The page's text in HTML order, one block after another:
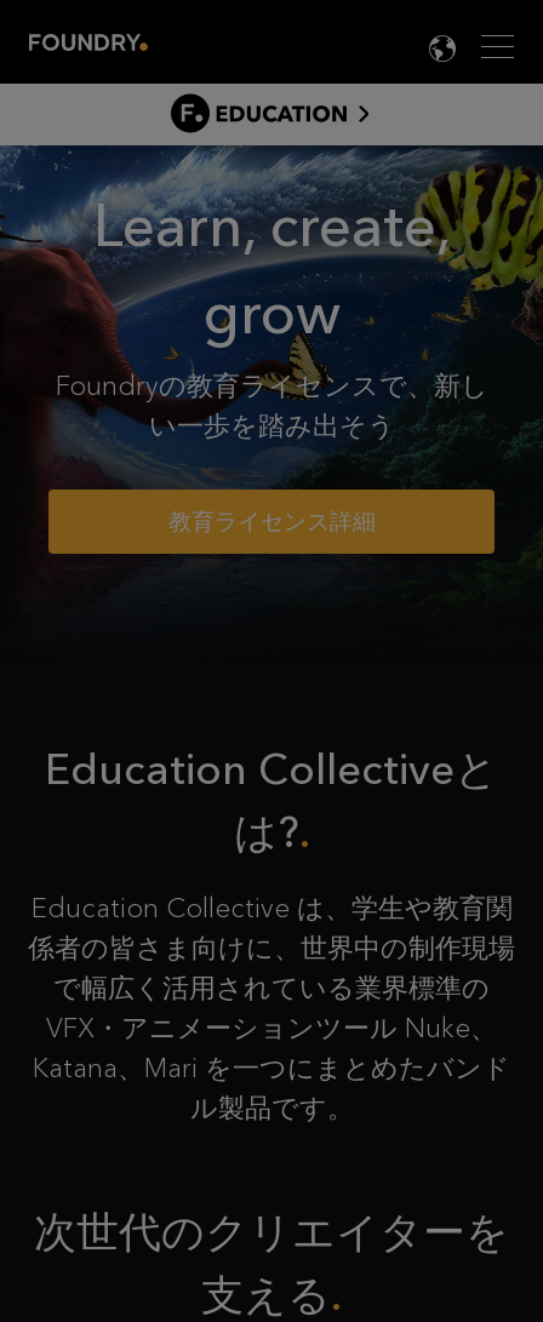

教
育
プ
ロ
グ
ラ
ム
ホ
ー
ム
ABOUT
STUDENTS
TEACHERS & SCHOOLS
BEYOND GRADUATION
Learn, create,
grow
Foundryの教育ライセンスで、新し
い一歩を踏み出そう
教育ライセンス詳細
Education Collectiveと
は?
Education Collective は、学生や教育関
係者の皆さま向けに、世界中の制作現場
で幅広く活用されている業界標準の
VFX・アニメーションツール Nuke、
Katana、Mari を一つにまとめたバンド
ル製品です。
次世代のクリエイターを
支える